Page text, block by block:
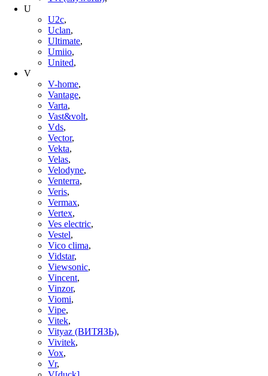
U
U2c,
Uclan,
Ultimate,
Umiio,
United,
V
V-home,
Vantage,
Varta,
Vast&volt,
Vds,
Vector,
Vekta,
Velas,
Velodyne,
Venterra,
Veris,
Vermax,
Vertex,
Ves electric,
Vestel,
Vico clima,
Vidstar,
Viewsonic,
Vincent,
Vinzor,
Viomi,
Vipe,
Vitek,
Vityaz (ВИТЯЗЬ),
Vivitek,
Vox,
Vr,